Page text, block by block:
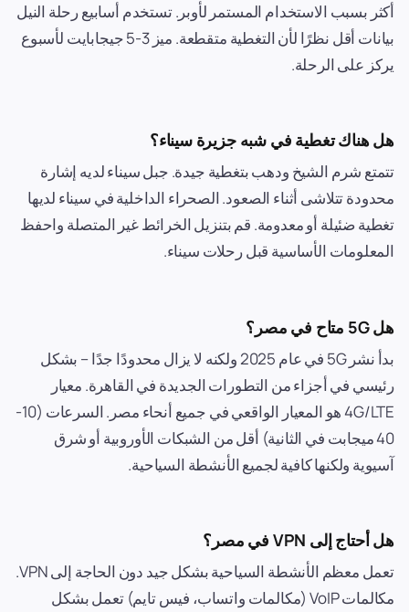
أكثر بسبب الاستخدام المستمر لأوبر. تستخدم أسابيع رحلة النيل
بيانات أقل نظرًا لأن التغطية متقطعة. ميز 3-5 جيجابايت لأسبوع
يركز على الرحلة.
هل هناك تغطية في شبه جزيرة سيناء؟
تتمتع شرم الشيخ ودهب بتغطية جيدة. جبل سيناء لديه إشارة
محدودة تتلاشى أثناء الصعود. الصحراء الداخلية في سيناء لديها
تغطية ضئيلة أو معدومة. قم بتنزيل الخرائط غير المتصلة واحفظ
المعلومات الأساسية قبل رحلات سيناء.
هل 5G متاح في مصر؟
بدأ نشر 5G في عام 2025 ولكنه لا يزال محدودًا جدًا – بشكل
رئيسي في أجزاء من التطورات الجديدة في القاهرة. معيار
4G/LTE هو المعيار الواقعي في جميع أنحاء مصر. السرعات (10-
40 ميجابت في الثانية) أقل من الشبكات الأوروبية أو شرق
آسيوية ولكنها كافية لجميع الأنشطة السياحية.
هل أحتاج إلى VPN في مصر؟
تعمل معظم الأنشطة السياحية بشكل جيد دون الحاجة إلى VPN.
مكالمات VoIP (مكالمات واتساب، فيس تايم) تعمل بشكل